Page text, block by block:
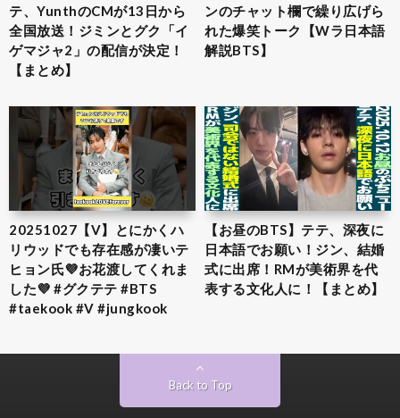
テ、YunthのCMが13日から
全国放送！ジミンとグク「イ
ゲマジャ2」の配信が決定！
【まとめ】
ンのチャット欄で繰り広げら
れた爆笑トーク【Wラ日本語
解説BTS】
20251027【V】とにかくハ
リウッドでも存在感が凄いテ
ヒョン氏💜お花渡してくれま
した💜 #グクテテ #BTS
#taekook #V #jungkook
【お昼のBTS】テテ、深夜に
日本語でお願い！ジン、結婚
式に出席！RMが美術界を代
表する文化人に！【まとめ】
Back to Top